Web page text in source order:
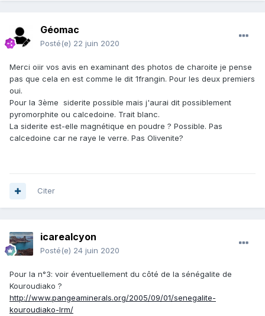
Géomac
Posté(e) 22 juin 2020
Merci oiir vos avis en examinant des photos de charoite je pense
pas que cela en est comme le dit 1frangin. Pour les deux premiers
oui.
Pour la 3ème siderite possible mais j'aurai dit possiblement
pyromorphite ou calcedoine. Trait blanc.
La siderite est-elle magnétique en poudre ? Possible. Pas
calcedoine car ne raye le verre. Pas Olivenite?
Citer
icarealcyon
Posté(e) 24 juin 2020
Pour la n°3: voir éventuellement du côté de la sénégalite de
Kouroudiako ?
http://www.pangeaminerals.org/2005/09/01/senegalite-
kouroudiako-lrm/